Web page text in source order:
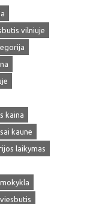
vilniuje
kaina
kaune
laikymas